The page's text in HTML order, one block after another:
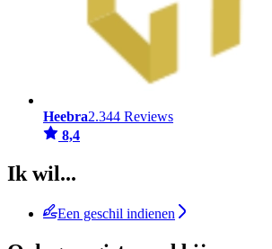
Heebra2.344 Reviews
8,4
Ik wil...
Een geschil indienen